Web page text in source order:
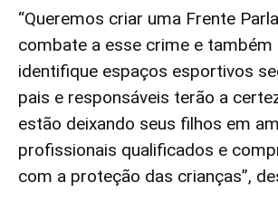
“Queremos criar uma Frente
combate a esse crime e também
identifique espaços esportivos
pais e responsáveis terão a
estão deixando seus filhos em
profissionais qualificados e
com a proteção das crianças”,